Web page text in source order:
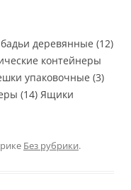
деревянные (12)
контейнеры
упаковочные (3)
(14) Ящики
Без рубрики.